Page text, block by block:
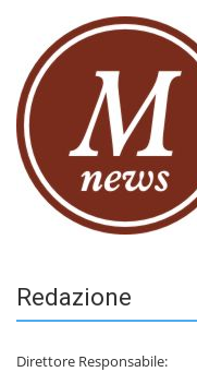
Redazione
Direttore Responsabile: